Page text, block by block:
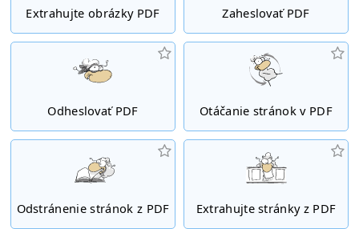
Extrahujte obrázky PDF Zaheslovať PDF
Odheslovať PDF Otáčanie stránok v PDF
Odstránenie stránok z PDF Extrahujte stránky z PDF